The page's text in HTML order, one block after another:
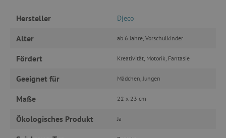
Hersteller Djeco
Alter ab 6 Jahre, Vorschulkinder
Fördert Kreativität, Motorik, Fantasie
Geeignet für Mädchen, Jungen
Maße 22 x 23 cm
Ökologisches Produkt Ja
Unbedingt erforderlich
wesentliche Kernfunktionen der Website wie die
Benutzeranmeldung und die Kontoverwaltung.
kann die Website nicht ordnungsgemäß
featureFlagIdentifier